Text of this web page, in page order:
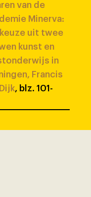
van de
Minerva:
keuze uit twee
kunst en
in
Francis
, blz. 101-